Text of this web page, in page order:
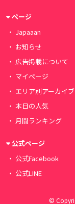
ページ
Japaaan
お知らせ
広告掲載について
マイページ
エリア別アーカイブ
本日の人気
月間ランキング
公式ページ
公式Facebook
公式LINE
©